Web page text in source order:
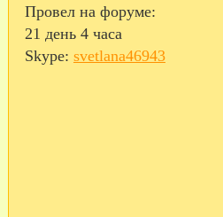
Провел на форуме:
21 день 4 часа
Skype: svetlana46943